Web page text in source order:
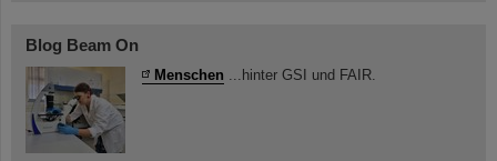
Blog Beam On
Menschen ...hinter GSI und FAIR.